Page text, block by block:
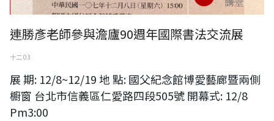
連勝彥老師參與澹廬90週年國際書法交流展
十二 03
展 期: 12/8~12/19 地 點: 國父紀念館博愛藝廊暨兩側
櫥窗 台北市信義區仁愛路四段505號 開幕式: 12/8
Pm3:00